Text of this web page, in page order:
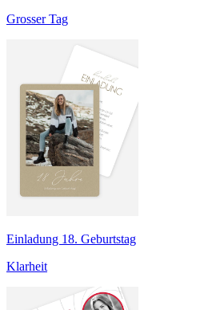
Grosser Tag
Einladung 18. Geburtstag
Klarheit